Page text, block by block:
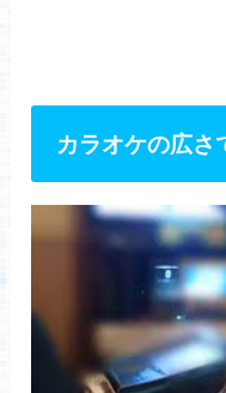
カラオケの広さ